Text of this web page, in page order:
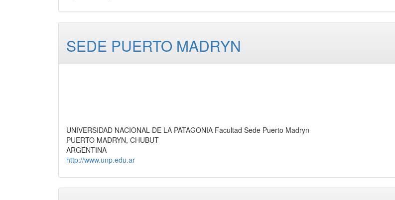
SEDE PUERTO MADRYN
UNIVERSIDAD NACIONAL DE LA PATAGONIA Facultad Sede Puerto Madryn
PUERTO MADRYN, CHUBUT
ARGENTINA
http://www.unp.edu.ar